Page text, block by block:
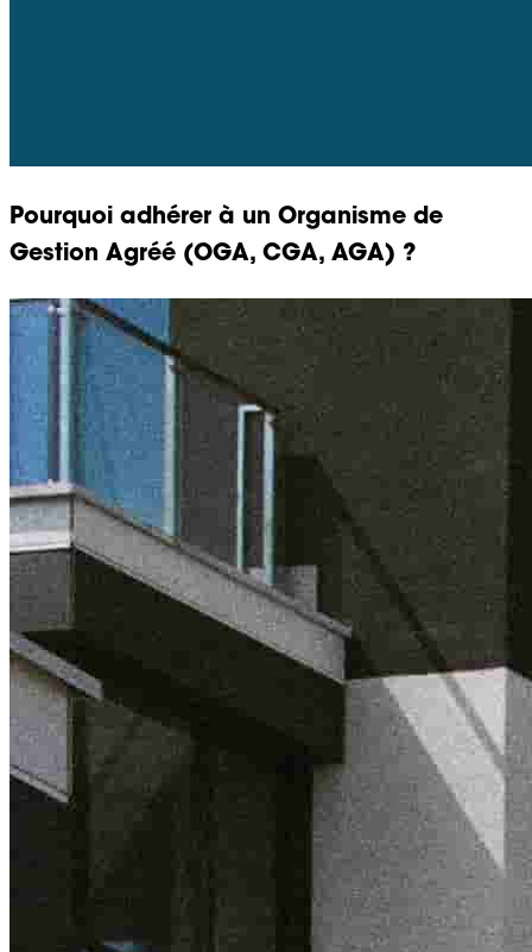
Pourquoi adhérer à un Organisme de
Gestion Agréé (OGA, CGA, AGA) ?